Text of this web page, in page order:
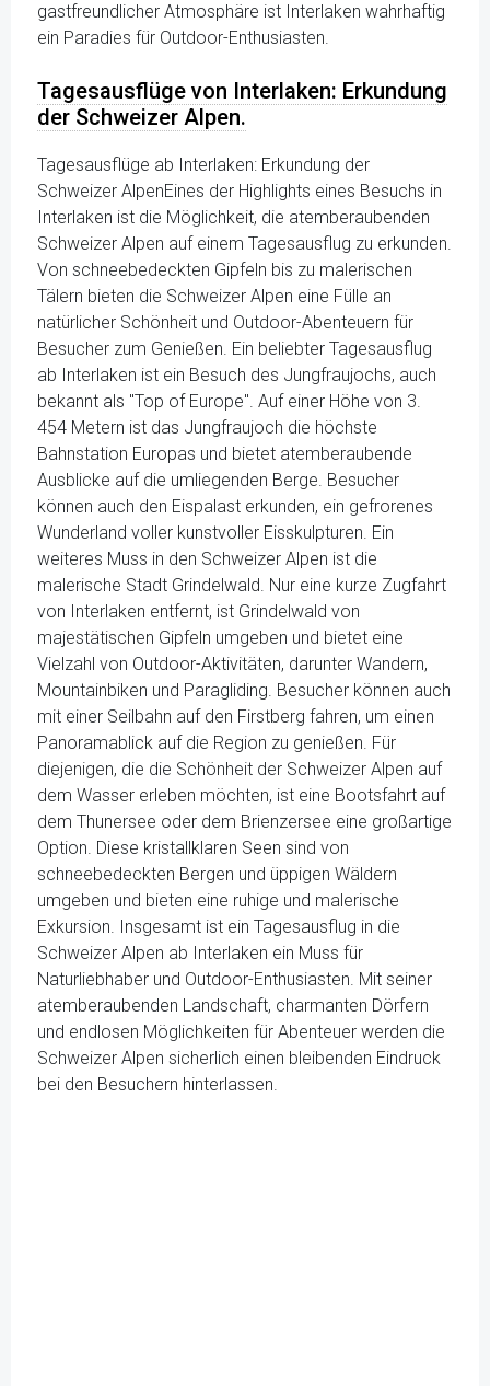
gastfreundlicher Atmosphäre ist Interlaken wahrhaftig
ein Paradies für Outdoor-Enthusiasten.
Tagesausflüge von Interlaken: Erkundung
der Schweizer Alpen.
Tagesausflüge ab Interlaken: Erkundung der
Schweizer AlpenEines der Highlights eines Besuchs in
Interlaken ist die Möglichkeit, die atemberaubenden
Schweizer Alpen auf einem Tagesausflug zu erkunden.
Von schneebedeckten Gipfeln bis zu malerischen
Tälern bieten die Schweizer Alpen eine Fülle an
natürlicher Schönheit und Outdoor-Abenteuern für
Besucher zum Genießen. Ein beliebter Tagesausflug
ab Interlaken ist ein Besuch des Jungfraujochs, auch
bekannt als "Top of Europe". Auf einer Höhe von 3.
454 Metern ist das Jungfraujoch die höchste
Bahnstation Europas und bietet atemberaubende
Ausblicke auf die umliegenden Berge. Besucher
können auch den Eispalast erkunden, ein gefrorenes
Wunderland voller kunstvoller Eisskulpturen. Ein
weiteres Muss in den Schweizer Alpen ist die
malerische Stadt Grindelwald. Nur eine kurze Zugfahrt
von Interlaken entfernt, ist Grindelwald von
majestätischen Gipfeln umgeben und bietet eine
Vielzahl von Outdoor-Aktivitäten, darunter Wandern,
Mountainbiken und Paragliding. Besucher können auch
mit einer Seilbahn auf den Firstberg fahren, um einen
Panoramablick auf die Region zu genießen. Für
diejenigen, die die Schönheit der Schweizer Alpen auf
dem Wasser erleben möchten, ist eine Bootsfahrt auf
dem Thunersee oder dem Brienzersee eine großartige
Option. Diese kristallklaren Seen sind von
schneebedeckten Bergen und üppigen Wäldern
umgeben und bieten eine ruhige und malerische
Exkursion. Insgesamt ist ein Tagesausflug in die
Schweizer Alpen ab Interlaken ein Muss für
Naturliebhaber und Outdoor-Enthusiasten. Mit seiner
atemberaubenden Landschaft, charmanten Dörfern
und endlosen Möglichkeiten für Abenteuer werden die
Schweizer Alpen sicherlich einen bleibenden Eindruck
bei den Besuchern hinterlassen.